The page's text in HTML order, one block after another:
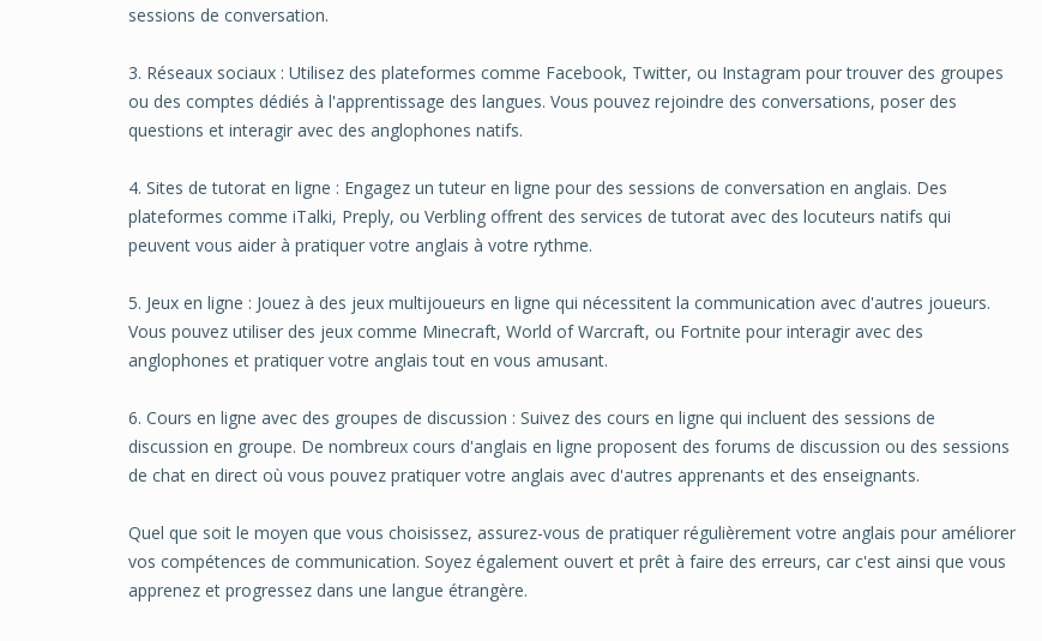
sessions de conversation.
3. Réseaux sociaux : Utilisez des plateformes comme Facebook, Twitter, ou Instagram pour trouver des groupes
ou des comptes dédiés à l'apprentissage des langues. Vous pouvez rejoindre des conversations, poser des
questions et interagir avec des anglophones natifs.
4. Sites de tutorat en ligne : Engagez un tuteur en ligne pour des sessions de conversation en anglais. Des
plateformes comme iTalki, Preply, ou Verbling offrent des services de tutorat avec des locuteurs natifs qui
peuvent vous aider à pratiquer votre anglais à votre rythme.
5. Jeux en ligne : Jouez à des jeux multijoueurs en ligne qui nécessitent la communication avec d'autres joueurs.
Vous pouvez utiliser des jeux comme Minecraft, World of Warcraft, ou Fortnite pour interagir avec des
anglophones et pratiquer votre anglais tout en vous amusant.
6. Cours en ligne avec des groupes de discussion : Suivez des cours en ligne qui incluent des sessions de
discussion en groupe. De nombreux cours d'anglais en ligne proposent des forums de discussion ou des sessions
de chat en direct où vous pouvez pratiquer votre anglais avec d'autres apprenants et des enseignants.
Quel que soit le moyen que vous choisissez, assurez-vous de pratiquer régulièrement votre anglais pour améliorer
vos compétences de communication. Soyez également ouvert et prêt à faire des erreurs, car c'est ainsi que vous
apprenez et progressez dans une langue étrangère.